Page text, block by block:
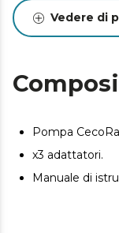
Vedere di
Pompa
x3 adattatori.
Manuale di